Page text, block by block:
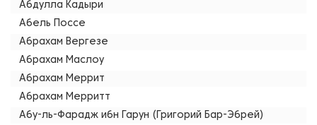
Абдулла Кадыри
Абель Поссе
Абрахам Вергезе
Абрахам Маслоу
Абрахам Меррит
Абрахам Мерритт
Абу-ль-Фарадж ибн Гарун (Григорий Бар-Эбрей)